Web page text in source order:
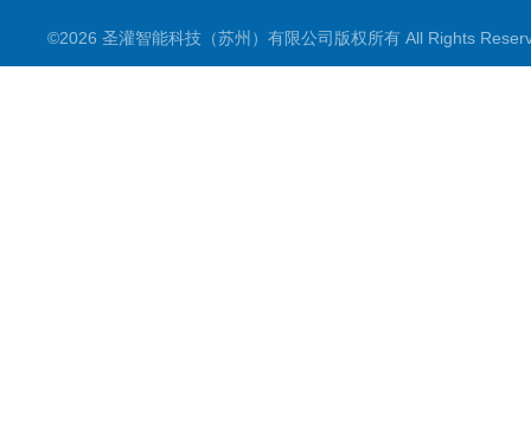
©2026 圣灌智能科技（苏州）有限公司版权所有 All Rights